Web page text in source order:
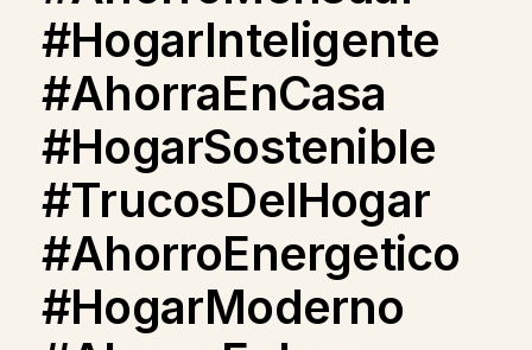
#HogarInteligente
#AhorraEnCasa
#HogarSostenible
#TrucosDelHogar
#AhorroEnergetico
#HogarModerno